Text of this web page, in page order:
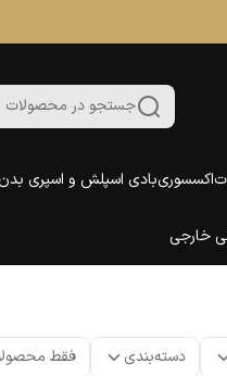
جستجو در محصولات
اکسسوریبادی اسپلش و اسپری بدن
خارجی
دسته‌بندی فقط